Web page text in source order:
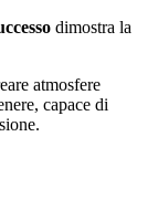
dimostra la
atmosfere
capace di